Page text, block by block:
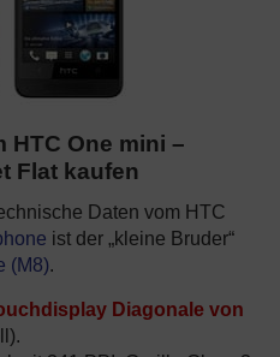
HTC One mini –
Flat kaufen
Daten vom HTC
ist der „kleine Bruder“
(M8).
Diagonale von